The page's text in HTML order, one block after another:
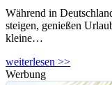
Während in
steigen, genießen
kleine…
weiterlesen >>
Werbung